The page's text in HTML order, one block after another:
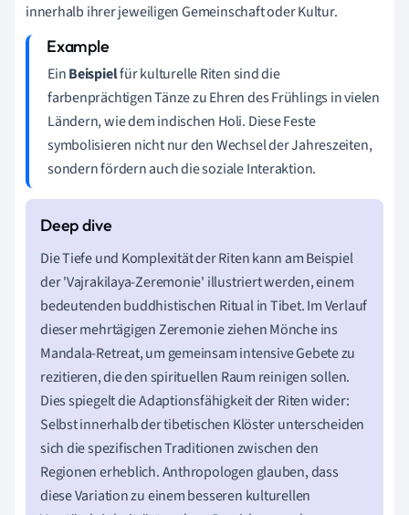
innerhalb ihrer jeweiligen Gemeinschaft oder Kultur.
EinBeispielfür kulturelle Riten sind die
farbenprächtigen Tänze zu Ehren des Frühlings in vielen
Ländern, wie dem indischen Holi. Diese Feste
symbolisieren nicht nur den Wechsel der Jahreszeiten,
sondern fördern auch die soziale Interaktion.
Die Tiefe und Komplexität der Riten kann am Beispiel
der 'Vajrakilaya-Zeremonie' illustriert werden, einem
bedeutenden buddhistischen Ritual in Tibet. Im Verlauf
dieser mehrtägigen Zeremonie ziehen Mönche ins
Mandala-Retreat, um gemeinsam intensive Gebete zu
rezitieren, die den spirituellen Raum reinigen sollen.
Dies spiegelt die Adaptionsfähigkeit der Riten wider:
Selbst innerhalb der tibetischen Klöster unterscheiden
sich die spezifischen Traditionen zwischen den
Regionen erheblich. Anthropologen glauben, dass
diese Variation zu einem besseren kulturellen